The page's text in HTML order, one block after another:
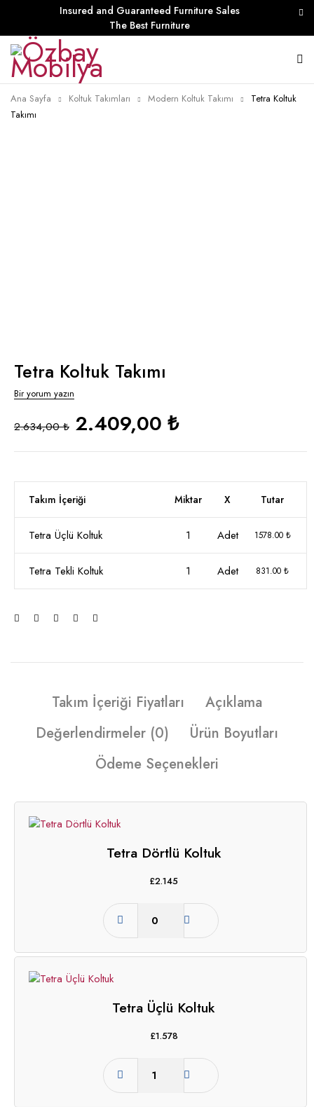
Insured and Guaranteed Furniture Sales
The Best Furniture
Ana Sayfa Koltuk Takımları Modern Koltuk Takımı
Tetra Koltuk
Takımı
Tetra Koltuk Takımı
Bir yorum yazın
2.634,00 ₺ 2.409,00 ₺
Takım İçeriği Miktar X Tutar
Tetra Üçlü Koltuk 1 Adet 1578.00 ₺
Tetra Tekli Koltuk 1 Adet 831.00 ₺
Takım İçeriği Fiyatları
Açıklama
Değerlendirmeler (0)
Ürün Boyutları
Ödeme Seçenekleri
Tetra Dörtlü Koltuk
£2.145
Tetra Üçlü Koltuk
£1.578